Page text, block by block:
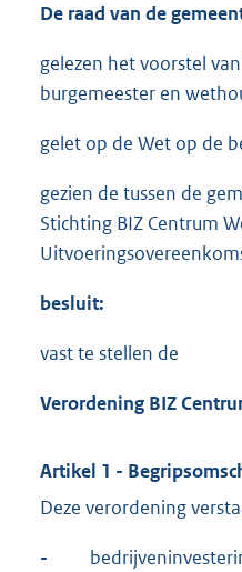
De raad van de
gelezen het voorstel
burgemeester en
gelet op de Wet op de
gezien de tussen de
Stichting BIZ Centrum
besluit:
vast te stellen de
Verordening BIZ
Artikel 1 -
Deze verordening
-